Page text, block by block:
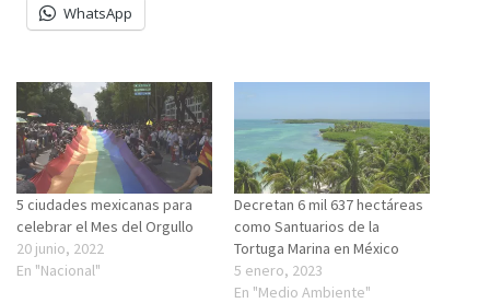
WhatsApp
5 ciudades mexicanas para
celebrar el Mes del Orgullo
20 junio, 2022
En "Nacional"
Decretan 6 mil 637 hectáreas
como Santuarios de la
Tortuga Marina en México
5 enero, 2023
En "Medio Ambiente"